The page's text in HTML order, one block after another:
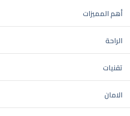
أهم المميزات
الراحة
تقنيات
الامان